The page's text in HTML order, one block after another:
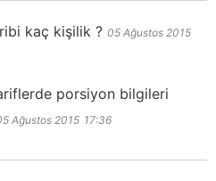
kaç kişilik ? 05 Ağustos 2015
porsiyon bilgileri
Ağustos 2015 17:36